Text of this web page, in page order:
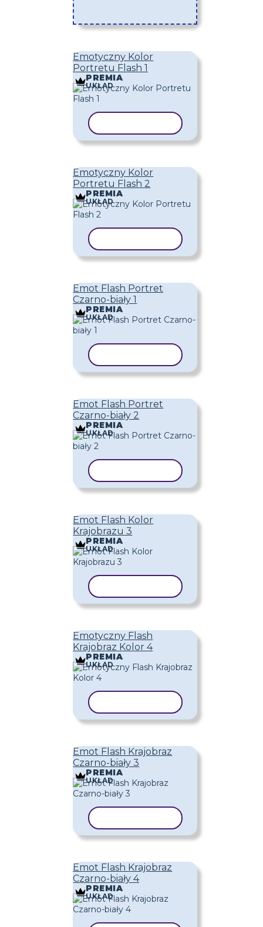
Emotyczny Kolor
Portretu Flash 1
PREMIA
UKŁAD
Emotyczny Kolor
Portretu Flash 2
PREMIA
UKŁAD
Emot Flash Portret
Czarno-biały 1
PREMIA
UKŁAD
Emot Flash Portret
Czarno-biały 2
PREMIA
UKŁAD
Emot Flash Kolor
Krajobrazu 3
PREMIA
UKŁAD
Emotyczny Flash
Krajobraz Kolor 4
PREMIA
UKŁAD
Emot Flash Krajobraz
Czarno-biały 3
PREMIA
UKŁAD
Emot Flash Krajobraz
Czarno-biały 4
PREMIA
UKŁAD